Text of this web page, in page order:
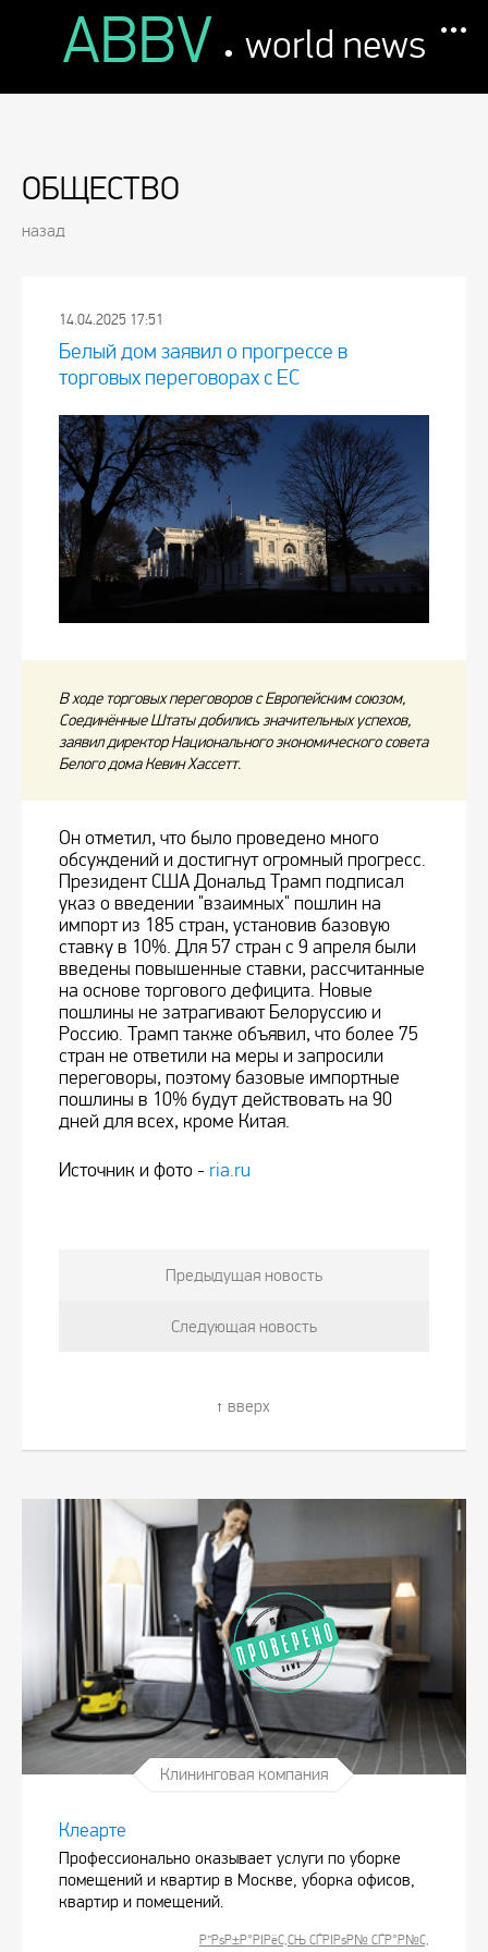
ABBV . world news
ОБЩЕСТВО
назад
14.04.2025 17:51
Белый дом заявил о прогрессе в
торговых переговорах с ЕС
В ходе торговых переговоров с Европейским союзом,
Соединённые Штаты добились значительных успехов,
заявил директор Национального экономического совета
Белого дома Кевин Хассетт.
Он отметил, что было проведено много
обсуждений и достигнут огромный прогресс.
Президент США Дональд Трамп подписал
указ о введении "взаимных" пошлин на
импорт из 185 стран, установив базовую
ставку в 10%. Для 57 стран с 9 апреля были
введены повышенные ставки, рассчитанные
на основе торгового дефицита. Новые
пошлины не затрагивают Белоруссию и
Россию. Трамп также объявил, что более 75
стран не ответили на меры и запросили
переговоры, поэтому базовые импортные
пошлины в 10% будут действовать на 90
дней для всех, кроме Китая.
Источник и фото - ria.ru
Предыдущая новость
Следующая новость
вверх
Клининговая компания
Клеарте
Профессионально оказывает услуги по уборке
помещений и квартир в Москве, уборка офисов,
квартир и помещений.
Р”РѕР±Р°РІРёС‚СЊ СЃРІРѕР№ СЃР°Р№С‚